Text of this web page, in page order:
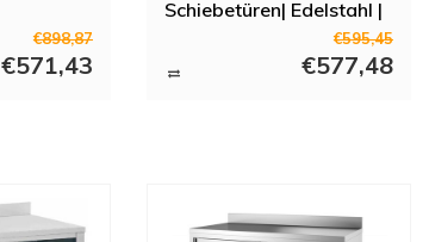
€898,87
€571,43
Schiebetüren| Edelstahl |
€595,45
€577,48